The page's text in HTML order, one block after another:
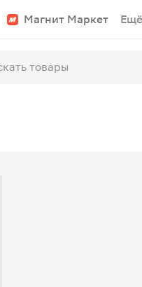
Магнит Маркет Ещё